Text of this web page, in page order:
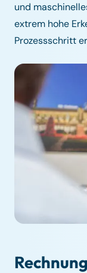
und
extrem hohe
Prozessschritt